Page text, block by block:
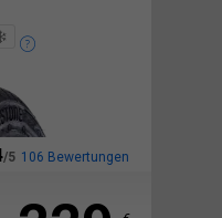
106 Bewertungen